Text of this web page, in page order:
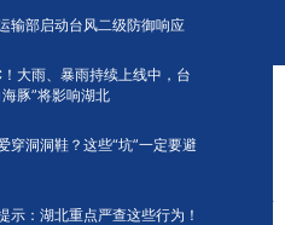
输部启动台风二级防御响应
大雨、暴雨持续上线中，台
海豚”将影响湖北
穿洞洞鞋？这些“坑”一定要避
示：湖北重点严查这些行为！
天津市首条“逆